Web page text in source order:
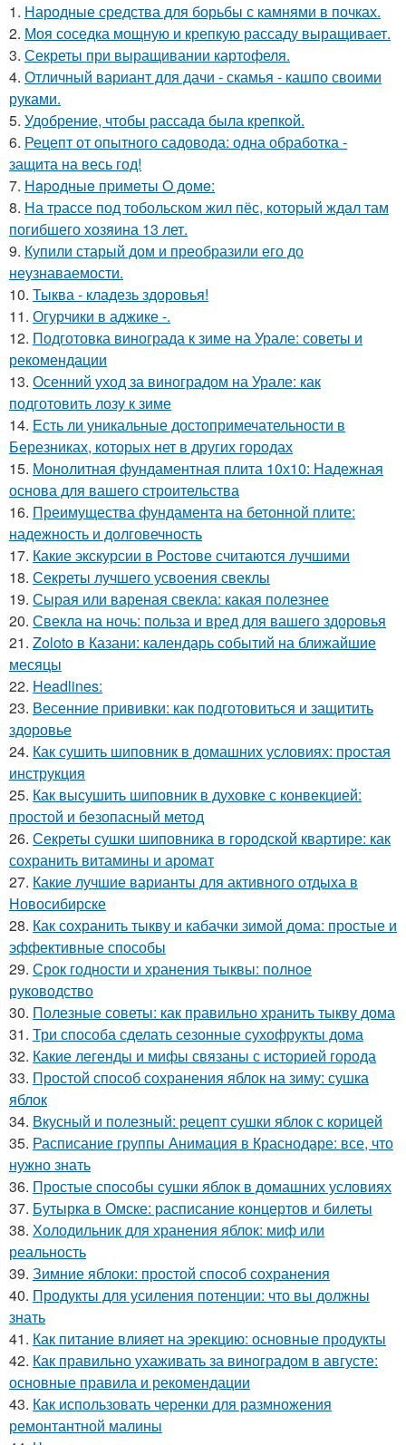
1. Народные средства для борьбы с камнями в почках.
2. Моя соседка мощную и крепкую рассаду выращивает.
3. Секреты при выращивании картофеля.
4. Отличный вариант для дачи - скамья - кашпо своими
руками.
5. Удобрение, чтобы рассада была крепкoй.
6. Рецепт от опытного садовода: одна обработка -
защита на весь год!
7. Нapoдныe пpимeты O дoмe:
8. На трассе под тобольском жил пёс, который ждал там
погибшего хозяина 13 лет.
9. Купили старый дом и преобразили его до
неузнаваемости.
10. Тыква - кладезь здоровья!
11. Огурчики в аджике -.
12. Подготовка винограда к зиме на Урале: советы и
рекомендации
13. Осенний уход за виноградом на Урале: как
подготовить лозу к зиме
14. Есть ли уникальные достопримечательности в
Березниках, которых нет в других городах
15. Монолитная фундаментная плита 10х10: Надежная
основа для вашего строительства
16. Преимущества фундамента на бетонной плите:
надежность и долговечность
17. Какие экскурсии в Ростове считаются лучшими
18. Секреты лучшего усвоения свеклы
19. Сырая или вареная свекла: какая полезнее
20. Свекла на ночь: польза и вред для вашего здоровья
21. Zoloto в Казани: календарь событий на ближайшие
месяцы
22. Headlines:
23. Весенние прививки: как подготовиться и защитить
здоровье
24. Как сушить шиповник в домашних условиях: простая
инструкция
25. Как высушить шиповник в духовке с конвекцией:
простой и безопасный метод
26. Секреты сушки шиповника в городской квартире: как
сохранить витамины и аромат
27. Какие лучшие варианты для активного отдыха в
Новосибирске
28. Как сохранить тыкву и кабачки зимой дома: простые и
эффективные способы
29. Срок годности и хранения тыквы: полное
руководство
30. Полезные советы: как правильно хранить тыкву дома
31. Три способа сделать сезонные сухофрукты дома
32. Какие легенды и мифы связаны с историей города
33. Простой способ сохранения яблок на зиму: сушка
яблок
34. Вкусный и полезный: рецепт сушки яблок с корицей
35. Расписание группы Анимация в Краснодаре: все, что
нужно знать
36. Простые способы сушки яблок в домашних условиях
37. Бутырка в Омске: расписание концертов и билеты
38. Холодильник для хранения яблок: миф или
реальность
39. Зимние яблоки: простой способ сохранения
40. Продукты для усиления потенции: что вы должны
знать
41. Как питание влияет на эрекцию: основные продукты
42. Как правильно ухаживать за виноградом в августе:
основные правила и рекомендации
43. Как использовать черенки для размножения
ремонтантной малины